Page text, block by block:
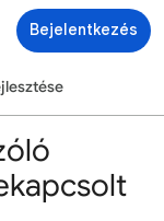
Bejelentkezés